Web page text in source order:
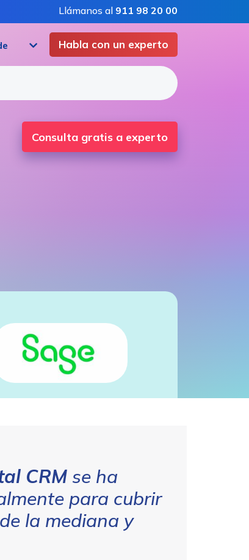
Llámanos al 911 98 20 00
Habla con un experto
Consulta gratis a experto
CRM se ha
para cubrir
la mediana y